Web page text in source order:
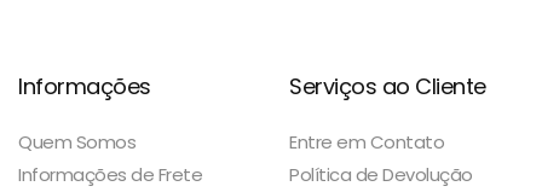
Informações
Quem Somos
Informações de Frete
Serviços ao Cliente
Entre em Contato
Política de Devolução